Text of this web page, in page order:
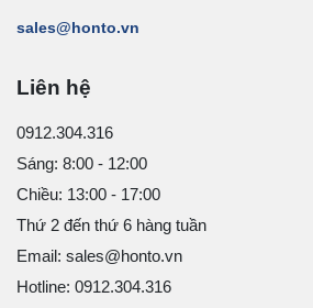
sales@honto.vn
Liên hệ
0912.304.316
Sáng: 8:00 - 12:00
Chiều: 13:00 - 17:00
Thứ 2 đến thứ 6 hàng tuần
Email: sales@honto.vn
Hotline: 0912.304.316